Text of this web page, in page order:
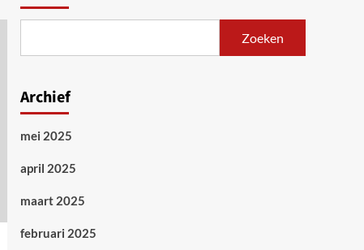
Zoeken
Archief
mei 2025
april 2025
maart 2025
februari 2025